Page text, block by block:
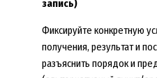
запись)
Фиксируйте конкретную
получения, результат и
разъяснить порядок и